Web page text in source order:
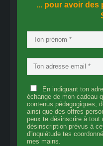
... pour avoir des
En indiquant ton
échange de mon cadeau
contenus pédagogiques,
ainsi que des offres
peux te désinscrire à
désinscription prévus à
d'inquiétude tes
mes mains.